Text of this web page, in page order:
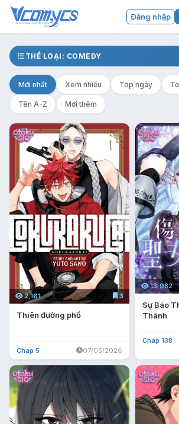
Đăng nhập
THỂ LOẠI: COMEDY
Mới nhất Xem nhiều Top ngày
Tên A-Z Mới thêm
2,161 3
Thiên đường phố
Chap 5 07/05/2026
13,982
Sự Báo
Thánh
Chap 138